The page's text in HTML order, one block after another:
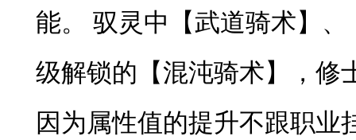
能。 驭灵中【武道骑术】
级解锁的【混沌骑术】，修
因为属性值的提升不跟职业